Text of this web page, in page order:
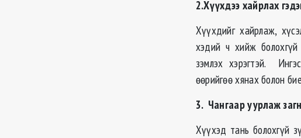
2.Хүүхдээ хайрлах
Хүүхдийг хайрлаж,
хэдий ч хийж болохгүй
зэмлэх хэрэгтэй.
өөрийгөө хянах болон
3. Чангаар уурлаж
Хүүхэд тань болохгүй